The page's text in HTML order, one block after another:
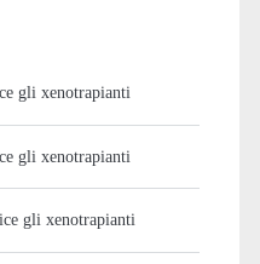
gli xenotrapianti
gli xenotrapianti
gli xenotrapianti